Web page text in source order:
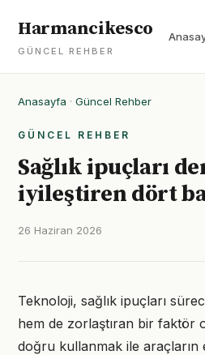
Harmancikesco
GÜNCEL REHBER
Anasayfa · Güncel Rehber
GÜNCEL REHBER
Sağlık ipuçları
iyileştiren dört
26 Haziran 2026
Teknoloji, sağlık ipuçları
hem de zorlaştıran bir faktör
doğru kullanmak ile araçların